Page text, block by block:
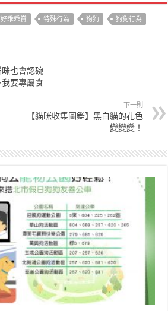
乖乖賞 特殊行為 狗狗
狗狗行為
咪也會認碗
要專屬食
下一則
【貓咪收集圖鑑】黑白貓的花色
變變變！